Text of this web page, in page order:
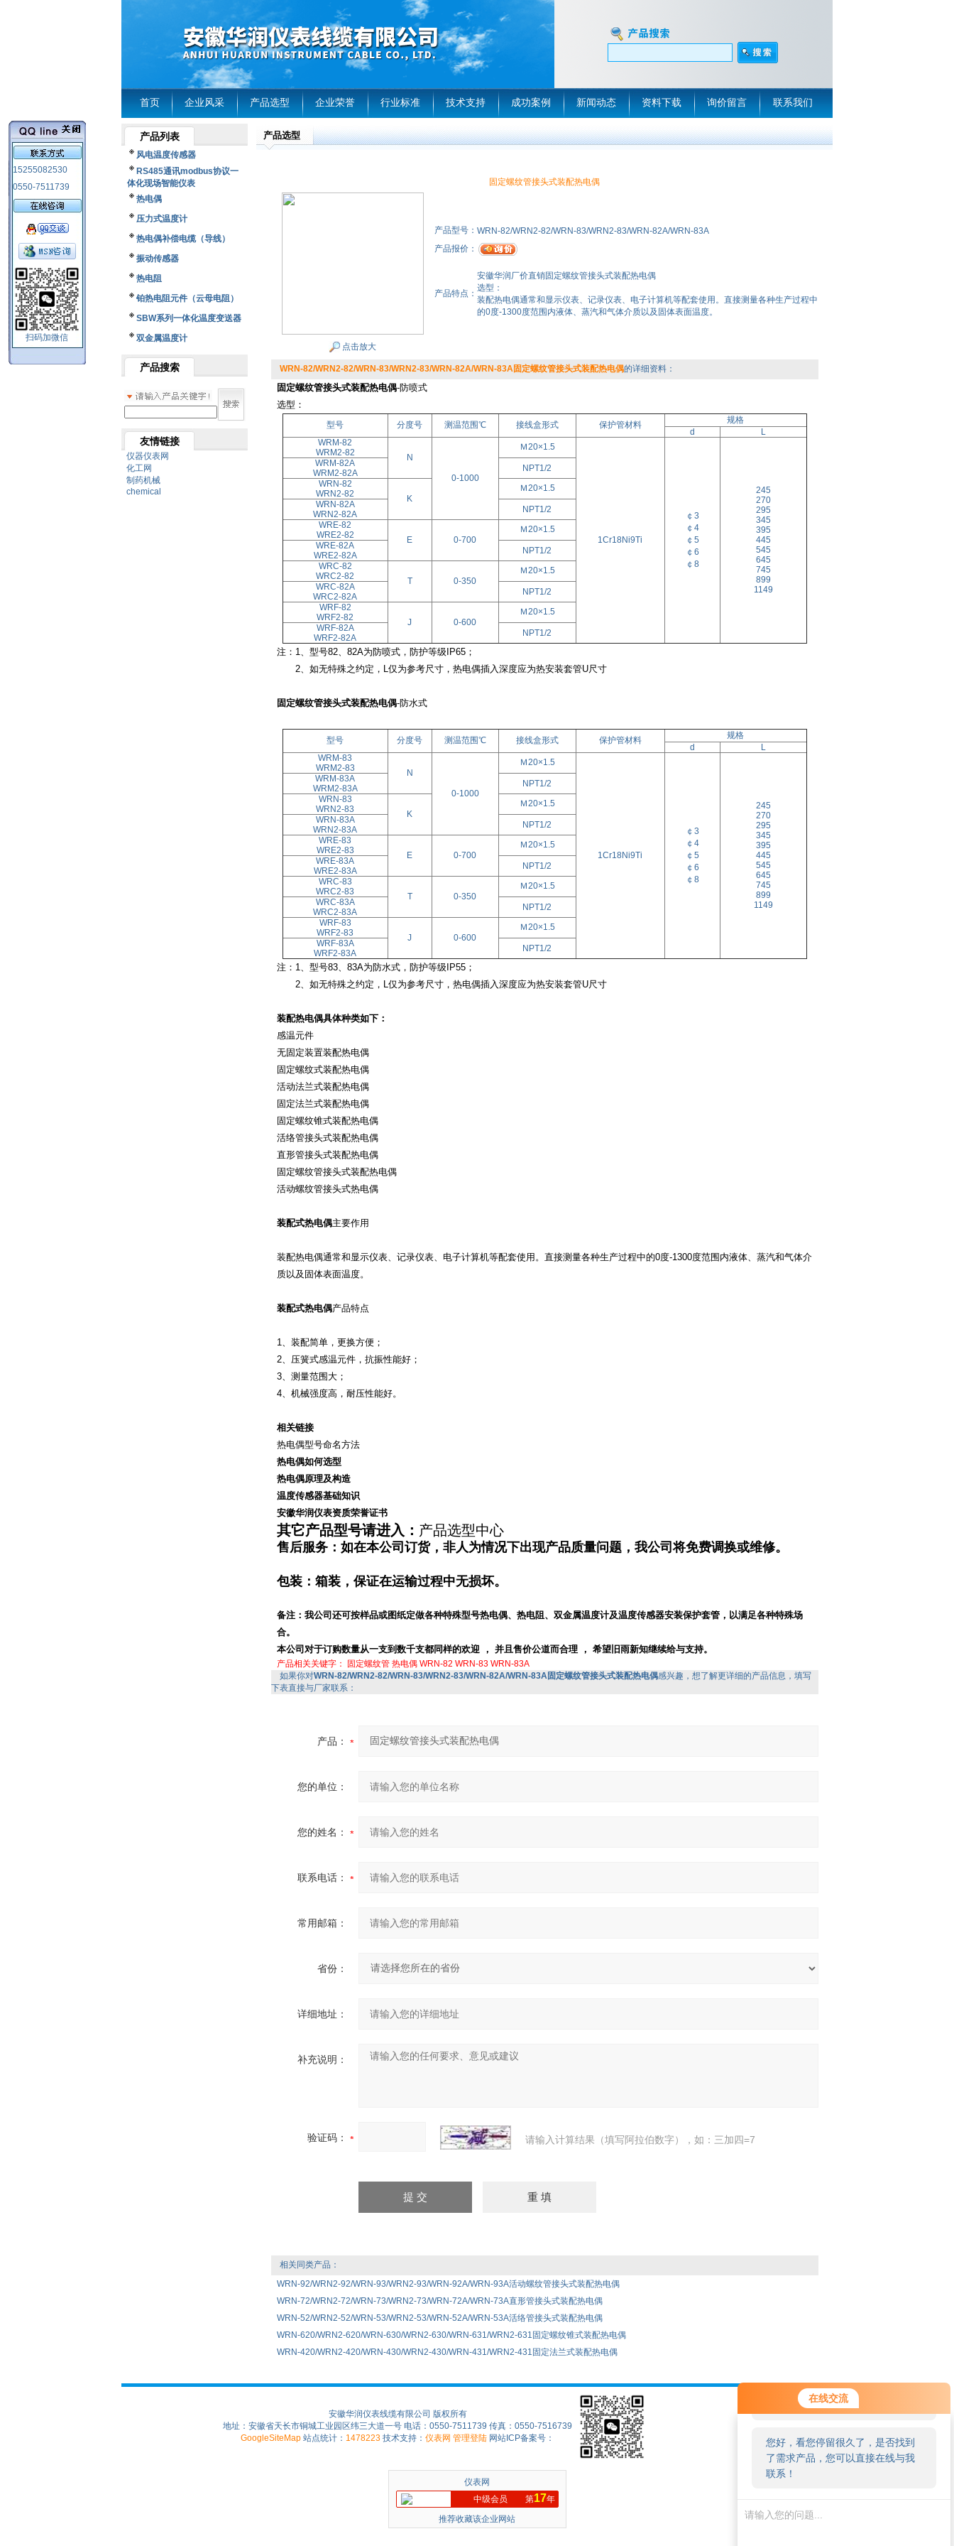
在线交流
您好！欢迎前来咨询，很高兴为您
服务，请问您要咨询什么问题呢？
您好，看您停留很久了，是否找到
了需求产品，您可以直接在线与我
联系！
首页 企业风采 产品选型 企业荣誉 行业标准 技术支持 成功案例 新闻动态 资料下载 询价留言 联系我们
15255082530
0550-7511739
扫码加微信
产品列表
风电温度传感器
RS485通讯modbus协议一
体化现场智能仪表
热电偶
压力式温度计
热电偶补偿电缆（导线）
振动传感器
热电阻
铂热电阻元件（云母电阻）
SBW系列一体化温度变送器
双金属温度计
产品搜索
友情链接
仪器仪表网
化工网
制药机械
chemical
产品选型
固定螺纹管接头式装配热电偶
点击放大
产品型号： WRN-82/WRN2-82/WRN-83/WRN2-83/WRN-82A/WRN-83A
产品报价：
产品特点：
安徽华润厂价直销固定螺纹管接头式装配热电偶
选型：
装配热电偶通常和显示仪表、记录仪表、电子计算机等配套使用。直接测量各种生产过程中
的0度-1300度范围内液体、蒸汽和气体介质以及固体表面温度。
WRN-82/WRN2-82/WRN-83/WRN2-83/WRN-82A/WRN-83A固定螺纹管接头式装配热电偶的详细资料：
固定螺纹管接头式装配热电偶-防喷式
选型：
型号 分度号 测温范围℃ 接线盒形式 保护管材料
规格
d
L
WRM-82
WRM2-82
N
0-1000
Ｍ20×1.5
1Cr18Ni9Ti
￠3
￠4
￠5
￠6
￠8
245
270
295
345
395
445
545
645
745
899
1149
WRM-82A
WRM2-82A
NPT1/2
WRN-82
WRN2-82
K
Ｍ20×1.5
WRN-82A
WRN2-82A
NPT1/2
WRE-82
WRE2-82
E 0-700
Ｍ20×1.5
WRE-82A
WRE2-82A
NPT1/2
WRC-82
WRC2-82
T 0-350
Ｍ20×1.5
WRC-82A
WRC2-82A
NPT1/2
WRF-82
WRF2-82
J 0-600
Ｍ20×1.5
WRF-82A
WRF2-82A
NPT1/2
注：1、型号82、82A为防喷式，防护等级IP65；
2、如无特殊之约定，L仅为参考尺寸，热电偶插入深度应为热安装套管U尺寸
固定螺纹管接头式装配热电偶-防水式
型号 分度号 测温范围℃ 接线盒形式 保护管材料
规格
d
L
WRM-83
WRM2-83
N
0-1000
Ｍ20×1.5
1Cr18Ni9Ti
￠3
￠4
￠5
￠6
￠8
245
270
295
345
395
445
545
645
745
899
1149
WRM-83A
WRM2-83A
NPT1/2
WRN-83
WRN2-83
K
Ｍ20×1.5
WRN-83A
WRN2-83A
NPT1/2
WRE-83
WRE2-83
E 0-700
Ｍ20×1.5
WRE-83A
WRE2-83A
NPT1/2
WRC-83
WRC2-83
T 0-350
Ｍ20×1.5
WRC-83A
WRC2-83A
NPT1/2
WRF-83
WRF2-83
J 0-600
Ｍ20×1.5
WRF-83A
WRF2-83A
NPT1/2
注：1、型号83、83A为防水式，防护等级IP55；
2、如无特殊之约定，L仅为参考尺寸，热电偶插入深度应为热安装套管U尺寸
装配热电偶具体种类如下：
感温元件
无固定装置装配热电偶
固定螺纹式装配热电偶
活动法兰式装配热电偶
固定法兰式装配热电偶
固定螺纹锥式装配热电偶
活络管接头式装配热电偶
直形管接头式装配热电偶
固定螺纹管接头式装配热电偶
活动螺纹管接头式热电偶
装配式热电偶主要作用
装配热电偶通常和显示仪表、记录仪表、电子计算机等配套使用。直接测量各种生产过程中的0度-1300度范围内液体、蒸汽和气体介
质以及固体表面温度。
装配式热电偶产品特点
1、装配简单，更换方便；
2、压簧式感温元件，抗振性能好；
3、测量范围大；
4、机械强度高，耐压性能好。
相关链接
热电偶型号命名方法
热电偶如何选型
热电偶原理及构造
温度传感器基础知识
安徽华润仪表资质荣誉证书
其它产品型号请进入： 产品选型中心
售后服务：如在本公司订货，非人为情况下出现产品质量问题，我公司将免费调换或维修。
包装：箱装，保证在运输过程中无损坏。
备注：我公司还可按样品或图纸定做各种特殊型号热电偶、热电阻、双金属温度计及温度传感器安装保护套管，以满足各种特殊场
合。
本公司对于订购数量从一支到数千支都同样的欢迎 ， 并且售价公道而合理 ， 希望旧雨新知继续给与支持。
产品相关关键字： 固定螺纹管 热电偶 WRN-82 WRN-83 WRN-83A
如果你对WRN-82/WRN2-82/WRN-83/WRN2-83/WRN-82A/WRN-83A固定螺纹管接头式装配热电偶感兴趣，想了解更详细的产品信息，填写
下表直接与厂家联系：
产品：
您的单位：
您的姓名：
联系电话：
常用邮箱：
省份：
详细地址：
补充说明：
验证码： 请输入计算结果（填写阿拉伯数字），如：三加四=7
相关同类产品：
WRN-92/WRN2-92/WRN-93/WRN2-93/WRN-92A/WRN-93A活动螺纹管接头式装配热电偶
WRN-72/WRN2-72/WRN-73/WRN2-73/WRN-72A/WRN-73A直形管接头式装配热电偶
WRN-52/WRN2-52/WRN-53/WRN2-53/WRN-52A/WRN-53A活络管接头式装配热电偶
WRN-620/WRN2-620/WRN-630/WRN2-630/WRN-631/WRN2-631固定螺纹锥式装配热电偶
WRN-420/WRN2-420/WRN-430/WRN2-430/WRN-431/WRN2-431固定法兰式装配热电偶
安徽华润仪表线缆有限公司 版权所有
地址：安徽省天长市铜城工业园区纬三大道一号 电话：0550-7511739 传真：0550-7516739
GoogleSiteMap 站点统计： 1478223 技术支持： 仪表网 管理登陆 网站ICP备案号：
仪表网
中级会员
第17年
推荐收藏该企业网站